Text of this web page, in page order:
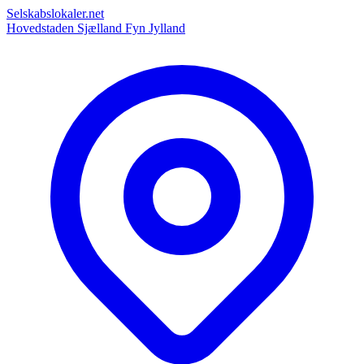
Selskabslokaler.net
Hovedstaden Sjælland Fyn Jylland